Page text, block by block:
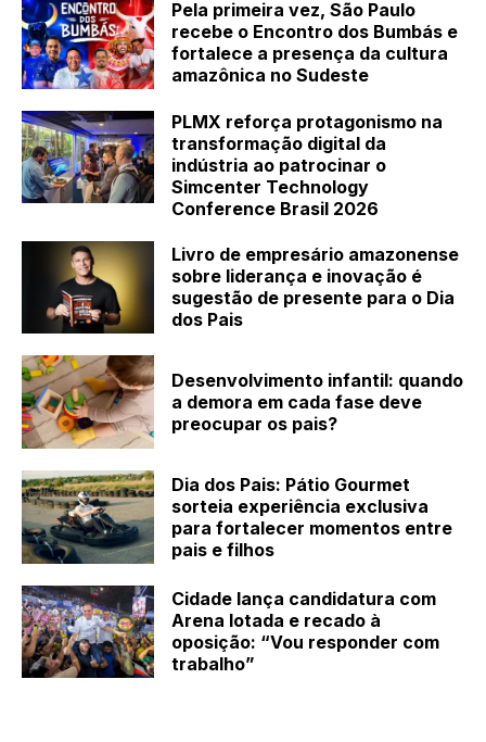
Pela primeira vez, São Paulo
recebe o Encontro dos Bumbás e
fortalece a presença da cultura
amazônica no Sudeste
PLMX reforça protagonismo na
transformação digital da
indústria ao patrocinar o
Simcenter Technology
Conference Brasil 2026
Livro de empresário amazonense
sobre liderança e inovação é
sugestão de presente para o Dia
dos Pais
Desenvolvimento infantil: quando
a demora em cada fase deve
preocupar os pais?
Dia dos Pais: Pátio Gourmet
sorteia experiência exclusiva
para fortalecer momentos entre
pais e filhos
Cidade lança candidatura com
Arena lotada e recado à
oposição: “Vou responder com
trabalho”